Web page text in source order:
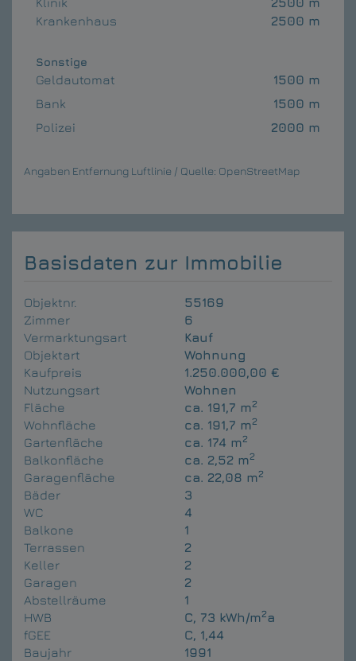
Krankenhaus
2500 m
Sonstige
Geldautomat
1500 m
Bank
1500 m
Polizei
2000 m
Angaben Entfernung Luftlinie / Quelle: OpenStreetMap
Basisdaten zur Immobilie
Objektnr.
55169
Zimmer
6
Vermarktungsart
Kauf
Objektart
Wohnung
Kaufpreis
1.250.000,00 €
Nutzungsart
Wohnen
Fläche
ca. 191,7 m2
Wohnfläche ca. 191,7 m2
Gartenfläche ca. 174 m2
Balkonfläche ca. 2,52 m2
Garagenfläche ca. 22,08 m2
Bäder
3
WC
4
Balkone
1
Terrassen
2
Keller
2
Garagen
2
Abstellräume
1
HWB
C, 73 kWh/m2a
fGEE
C, 1,44
Baujahr
1991